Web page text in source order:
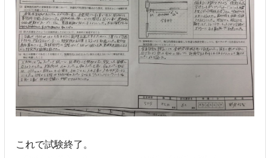
これで試験終了。